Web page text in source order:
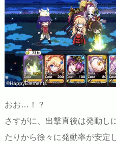
©HappyElements
おお…！？
さすがに、出撃直後は発動し
たりから徐々に発動率が安定